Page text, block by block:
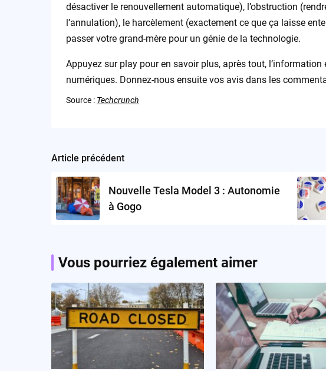
désactiver le renouvellement automatique), l’obstruction
l’annulation), le harcèlement (exactement ce que ça laisse
passer votre grand-mère pour un génie de la technologie.
Appuyez sur play pour en savoir plus, après tout,
numériques. Donnez-nous ensuite vos avis dans les
Source : Techcrunch
Post
navigation
Article précédent
Nouvelle Tesla Model 3 : Autonomie
à Gogo
Vous pourriez également aimer